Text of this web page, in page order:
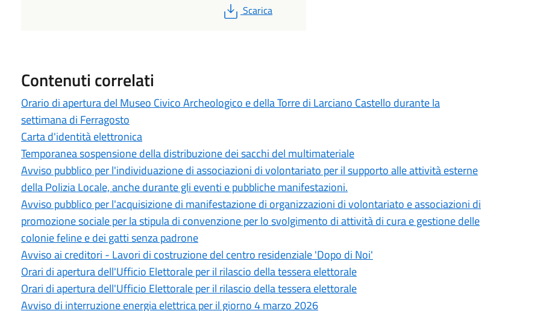
PDF
Scarica
Contenuti correlati
Orario di apertura del Museo Civico Archeologico e della Torre di Larciano Castello durante la
settimana di Ferragosto
Carta d'identità elettronica
Temporanea sospensione della distribuzione dei sacchi del multimateriale
Avviso pubblico per l'individuazione di associazioni di volontariato per il supporto alle attività esterne
della Polizia Locale, anche durante gli eventi e pubbliche manifestazioni.
Avviso pubblico per l'acquisizione di manifestazione di organizzazioni di volontariato e associazioni di
promozione sociale per la stipula di convenzione per lo svolgimento di attività di cura e gestione delle
colonie feline e dei gatti senza padrone
Avviso ai creditori - Lavori di costruzione del centro residenziale 'Dopo di Noi'
Orari di apertura dell'Ufficio Elettorale per il rilascio della tessera elettorale
Orari di apertura dell'Ufficio Elettorale per il rilascio della tessera elettorale
Avviso di interruzione energia elettrica per il giorno 4 marzo 2026